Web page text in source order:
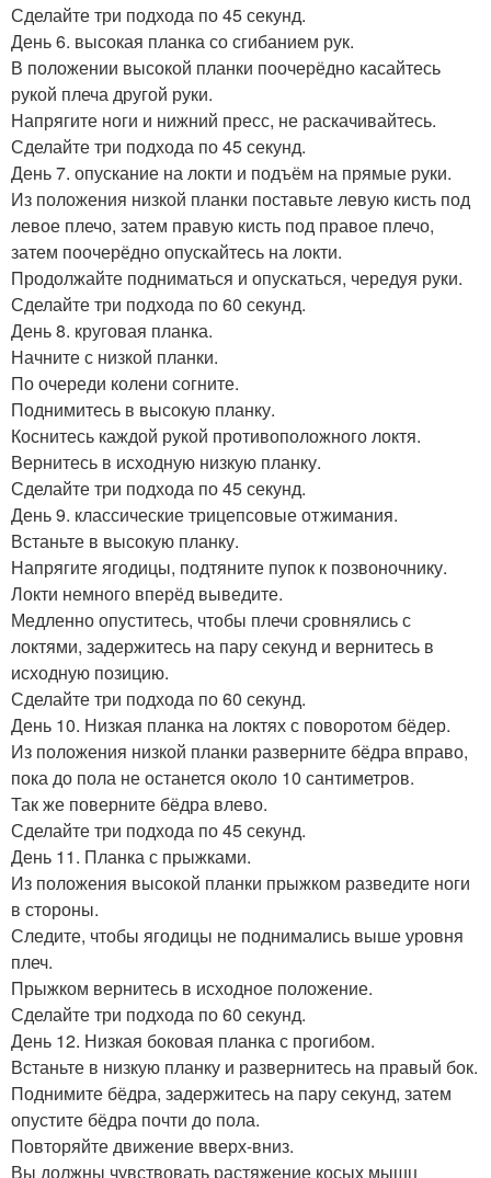
Сделайте три подхода по 45 секунд.
День 6. высокая планка со сгибанием рук.
В положении высокой планки поочерёдно касайтесь
рукой плеча другой руки.
Напрягите ноги и нижний пресс, не раскачивайтесь.
Сделайте три подхода по 45 секунд.
День 7. опускание на локти и подъём на прямые руки.
Из положения низкой планки поставьте левую кисть под
левое плечо, затем правую кисть под правое плечо,
затем поочерёдно опускайтесь на локти.
Продолжайте подниматься и опускаться, чередуя руки.
Сделайте три подхода по 60 секунд.
День 8. круговая планка.
Начните с низкой планки.
По очереди колени согните.
Поднимитесь в высокую планку.
Коснитесь каждой рукой противоположного локтя.
Вернитесь в исходную низкую планку.
Сделайте три подхода по 45 секунд.
День 9. классические трицепсовые отжимания.
Встаньте в высокую планку.
Напрягите ягодицы, подтяните пупок к позвоночнику.
Локти немного вперёд выведите.
Медленно опуститесь, чтобы плечи сровнялись с
локтями, задержитесь на пару секунд и вернитесь в
исходную позицию.
Сделайте три подхода по 60 секунд.
День 10. Низкая планка на локтях с поворотом бёдер.
Из положения низкой планки разверните бёдра вправо,
пока до пола не останется около 10 сантиметров.
Так же поверните бёдра влево.
Сделайте три подхода по 45 секунд.
День 11. Планка с прыжками.
Из положения высокой планки прыжком разведите ноги
в стороны.
Следите, чтобы ягодицы не поднимались выше уровня
плеч.
Прыжком вернитесь в исходное положение.
Сделайте три подхода по 60 секунд.
День 12. Низкая боковая планка с прогибом.
Встаньте в низкую планку и развернитесь на правый бок.
Поднимите бёдра, задержитесь на пару секунд, затем
опустите бёдра почти до пола.
Повторяйте движение вверх-вниз.
Вы должны чувствовать растяжение косых мышц